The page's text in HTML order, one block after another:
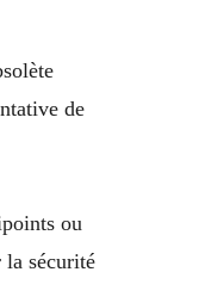
de
ou
sécurité